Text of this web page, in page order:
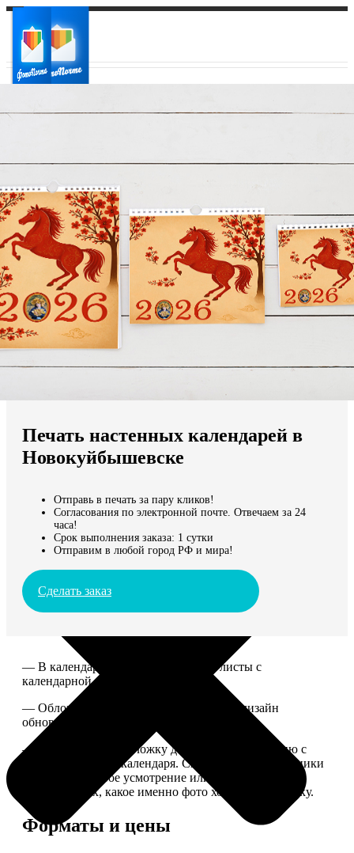
Ваш регион доставки
Выберите из списка:
Мы доставляем по всему миру
Продолжить без города
Печать настенных календарей в
Новокуйбышевске
Отправь в печать за пару кликов!
Согласования по электронной почте. Отвечаем за 24
часа!
Срок выполнения заказа: 1 сутки
Отправим в любой город РФ и мира!
Сделать заказ
— В календаре 13 листов: обложка+листы с
календарной сеткой.
— Обложка для календаря стандартная, дизайн
обновляем каждый год.
— В кружочек на обложку добавляем фотографию с
одной из страниц календаря. Снимок наши сотрудники
выбирают на свое усмотрение или пишите в
комментариях, какое именно фото хотите на обложку.
Форматы и цены